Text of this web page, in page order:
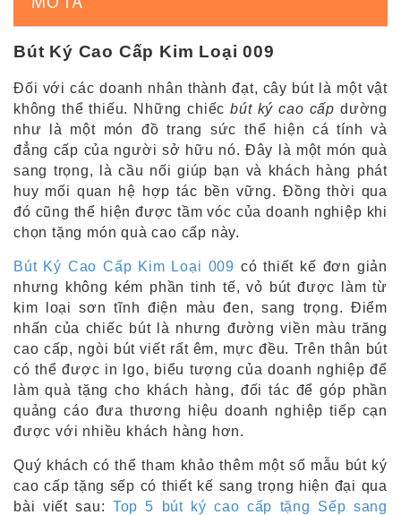
MÔ TẢ
Bút Ký Cao Cấp Kim Loại 009
Đối với các doanh nhân thành đạt, cây bút là một vật
không thể thiếu. Những chiếcbút ký cao cấp dường
như là một món đồ trang sức thể hiện cá tính và
đẳng cấp của người sở hữu nó. Đây là một món quà
sang trọng, là cầu nối giúp bạn và khách hàng phát
huy mối quan hệ hợp tác bền vững. Đồng thời qua
đó cũng thể hiện được tầm vóc của doanh nghiệp khi
chọn tặng món quà cao cấp này.
Bút Ký Cao Cấp Kim Loại 009 có thiết kế đơn giản
nhưng không kém phần tinh tế, vỏ bút được làm từ
kim loại sơn tĩnh điện màu đen, sang trọng. Điểm
nhấn của chiếc bút là nhưng đường viền màu trăng
cao cấp, ngòi bút viết rất êm, mực đều. Trên thân bút
có thể được in lgo, biểu tượng của doanh nghiệp để
làm quà tặng cho khách hàng, đối tác để góp phần
quảng cáo đưa thương hiệu doanh nghiệp tiếp cạn
được với nhiều khách hàng hơn.
Quý khách có thể tham khảo thêm một số mẫu bút ký
cao cấp tặng sếp có thiết kế sang trọng hiện đại qua
bài viết sau: Top 5 bút ký cao cấp tặng Sếp sang